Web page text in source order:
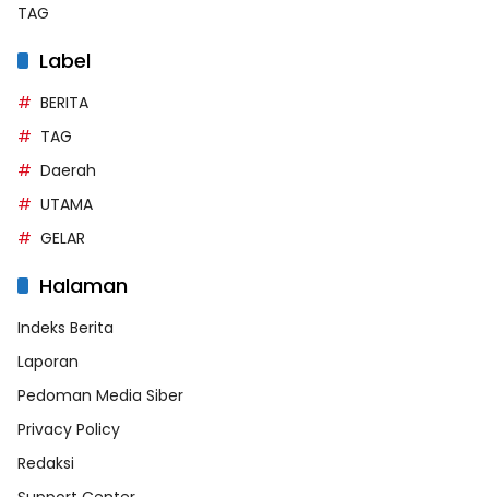
TAG
Label
BERITA
TAG
Daerah
UTAMA
GELAR
Halaman
Indeks Berita
Laporan
Pedoman Media Siber
Privacy Policy
Redaksi